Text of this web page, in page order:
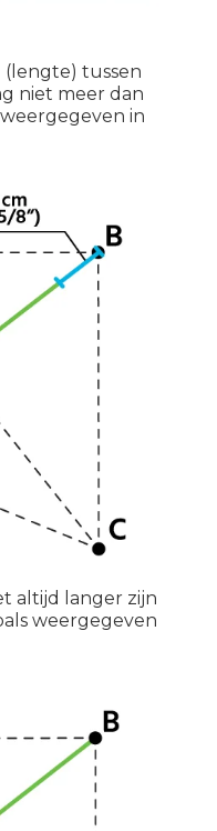
(lengte) tussen
niet meer dan
in
altijd langer zijn
weergegeven